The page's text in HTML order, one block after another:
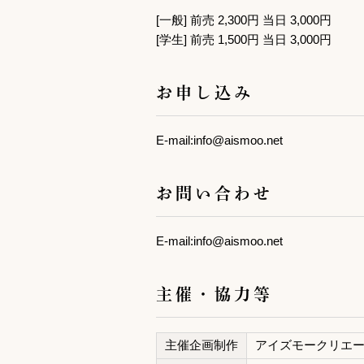
[一般] 前売 2,300円 当日 3,000円
[学生] 前売 1,500円 当日 3,000円
お申し込み
E-mail:info@aismoo.net
お問い合わせ
E-mail:info@aismoo.net
主催・協力等
主催企画制作
アイズモークリエ